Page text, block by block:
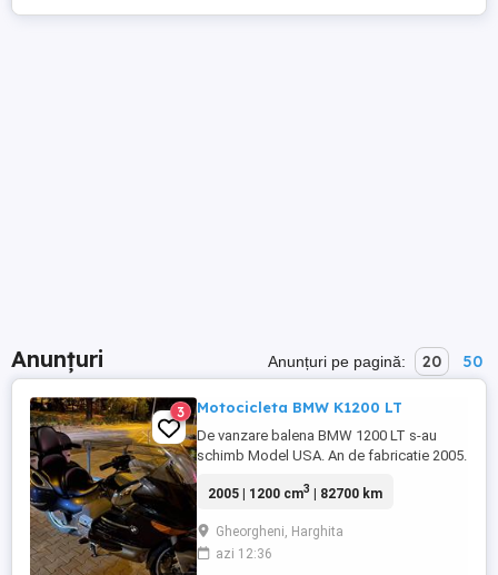
Anunțuri Anunțuri pe pagină: 20 50
3 Motocicleta BMW K1200 LT
De vanzare balena BMW 1200 LT s-au
schimb Model USA. An de fabricatie 2005.
1+5 trepte de viteza . Transmisie -Cardan.
100km. Dotari: -ABS. -Marsarier. -CD player
+ schimbator 6 CD. -Radio. -Aux. -
2005 | 1200 cm3 | 82700 km
Gheorgheni, Harghita
azi 12:36